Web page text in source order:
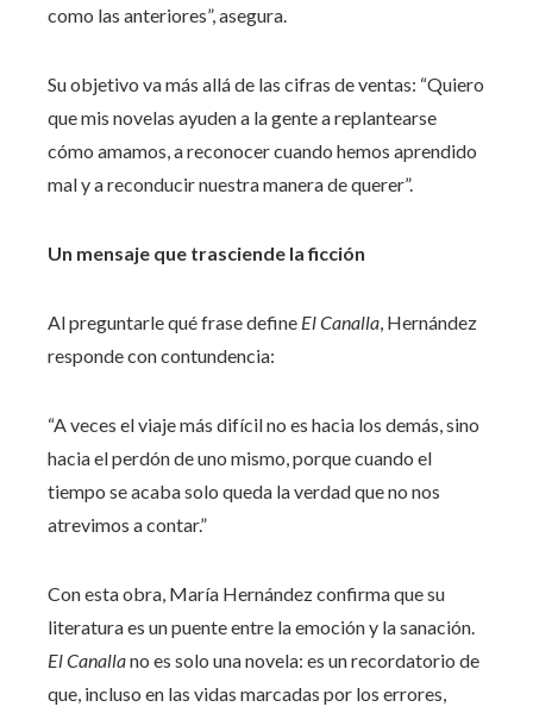
como las anteriores”, asegura.
Su objetivo va más allá de las cifras de ventas: “Quiero
que mis novelas ayuden a la gente a replantearse
cómo amamos, a reconocer cuando hemos aprendido
mal y a reconducir nuestra manera de querer”.
Un mensaje que trasciende la ficción
Al preguntarle qué frase define El Canalla , Hernández
responde con contundencia:
“A veces el viaje más difícil no es hacia los demás, sino
hacia el perdón de uno mismo, porque cuando el
tiempo se acaba solo queda la verdad que no nos
atrevimos a contar.”
Con esta obra, María Hernández confirma que su
literatura es un puente entre la emoción y la sanación.
El Canallano es solo una novela: es un recordatorio de
que, incluso en las vidas marcadas por los errores,